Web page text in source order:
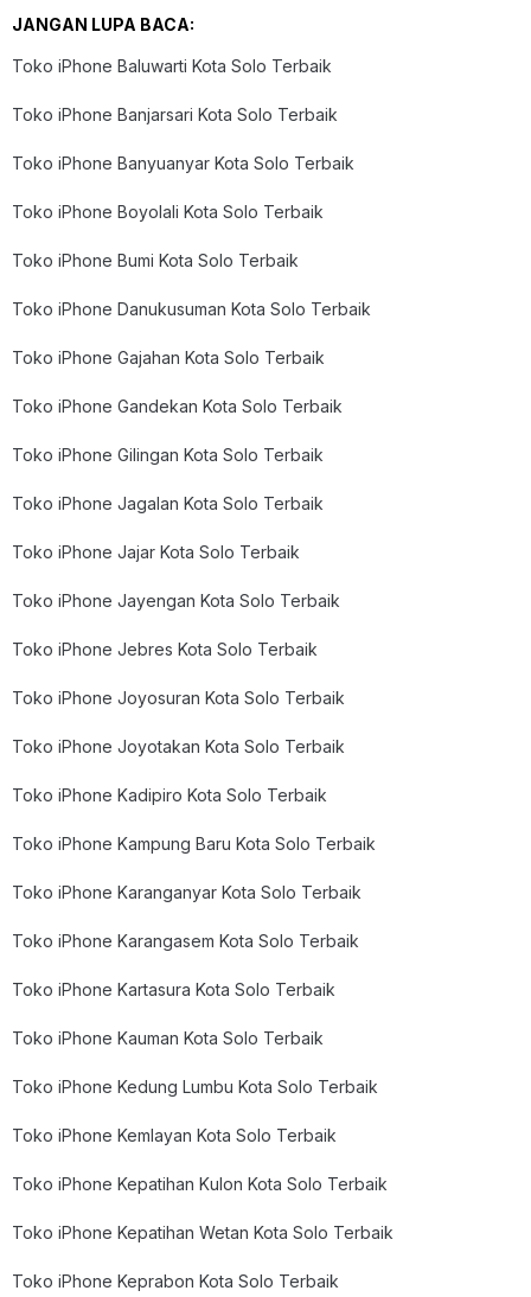
JANGAN LUPA BACA:
Toko iPhone Baluwarti Kota Solo Terbaik
Toko iPhone Banjarsari Kota Solo Terbaik
Toko iPhone Banyuanyar Kota Solo Terbaik
Toko iPhone Boyolali Kota Solo Terbaik
Toko iPhone Bumi Kota Solo Terbaik
Toko iPhone Danukusuman Kota Solo Terbaik
Toko iPhone Gajahan Kota Solo Terbaik
Toko iPhone Gandekan Kota Solo Terbaik
Toko iPhone Gilingan Kota Solo Terbaik
Toko iPhone Jagalan Kota Solo Terbaik
Toko iPhone Jajar Kota Solo Terbaik
Toko iPhone Jayengan Kota Solo Terbaik
Toko iPhone Jebres Kota Solo Terbaik
Toko iPhone Joyosuran Kota Solo Terbaik
Toko iPhone Joyotakan Kota Solo Terbaik
Toko iPhone Kadipiro Kota Solo Terbaik
Toko iPhone Kampung Baru Kota Solo Terbaik
Toko iPhone Karanganyar Kota Solo Terbaik
Toko iPhone Karangasem Kota Solo Terbaik
Toko iPhone Kartasura Kota Solo Terbaik
Toko iPhone Kauman Kota Solo Terbaik
Toko iPhone Kedung Lumbu Kota Solo Terbaik
Toko iPhone Kemlayan Kota Solo Terbaik
Toko iPhone Kepatihan Kulon Kota Solo Terbaik
Toko iPhone Kepatihan Wetan Kota Solo Terbaik
Toko iPhone Keprabon Kota Solo Terbaik